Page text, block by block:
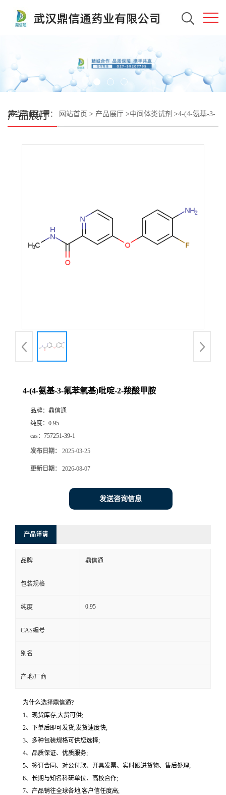
产品展厅
您当前的位置： 网站首页 > 产品展厅 >中间体类试剂 >4-(4-氨基-3-
4-(4-氨基-3-氟苯氧基)吡啶-2-羧酸甲胺
品牌： 鼎信通
纯度： 0.95
cas： 757251-39-1
发布日期： 2025-03-25
更新日期： 2026-08-07
发送咨询信息
产品详请
品牌 鼎信通
包装规格
纯度 0.95
CAS编号
别名
产地/厂商
为什么选择鼎信通?
1、现货库存,大货可供;
2、下单后即可发货,发货速度快;
3、多种包装规格可供您选择;
4、品质保证、优质服务;
5、签订合同、对公付款、开具发票、实时跟进货物、售后处理;
6、长期与知名科研单位、高校合作;
7、产品销往全球各地,客户信任度高;